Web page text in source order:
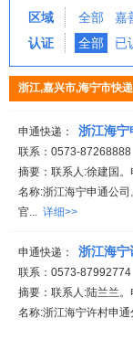
区域
全部 嘉
认证
全部 已
浙江,嘉兴市,海宁市快
申通快递： 浙江海宁
联系：0573-87268888
摘要：联系人:徐建国
名称:浙江海宁申通公
官... 详细>>
申通快递： 浙江海宁
联系：0573-87992774
摘要：联系人:陆兰兰
名称:浙江海宁许村申